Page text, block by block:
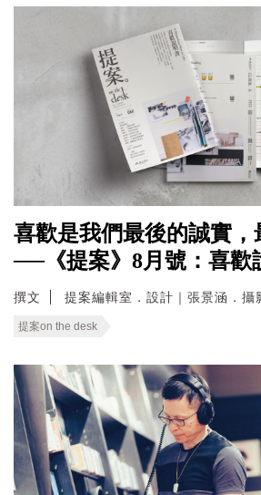
喜歡是我們最後的誠實，
──《提案》8月號：喜歡
撰文 提案編輯室．設計｜張景涵．攝
提案on the desk